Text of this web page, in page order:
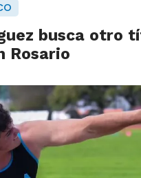
busca otro
Rosario